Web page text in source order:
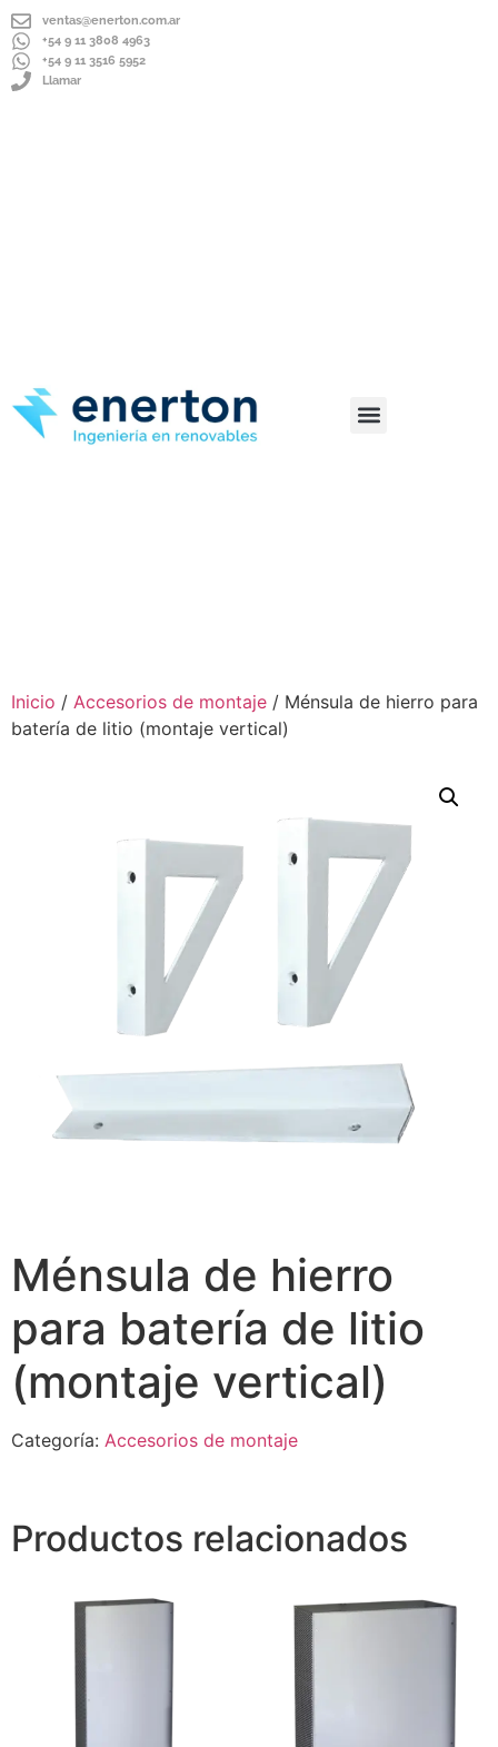
ventas@enerton.com.ar
+54 9 11 3808 4963
+54 9 11 3516 5952
Llamar
Inicio / Accesorios de montaje / Ménsula de hierro para
batería de litio (montaje vertical)
Ménsula de hierro
para batería de litio
(montaje vertical)
Categoría: Accesorios de montaje
Productos relacionados